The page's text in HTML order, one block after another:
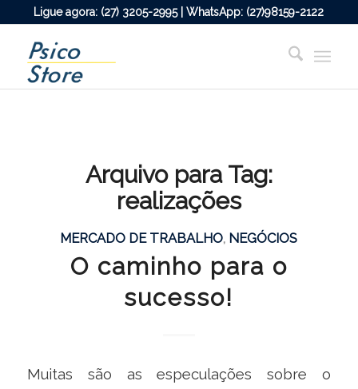
Ligue agora: (27) 3205-2995 | WhatsApp: (27)98159-2122
Arquivo para Tag:
realizações
MERCADO DE TRABALHO, NEGÓCIOS
O caminho para o
sucesso!
Muitas são as especulações sobre o